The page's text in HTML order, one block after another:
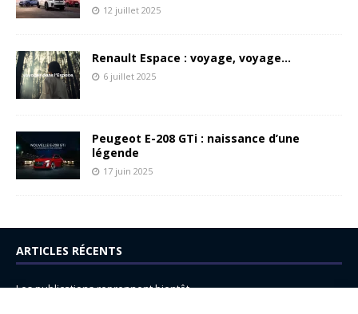
12 juillet 2025
Renault Espace : voyage, voyage…
6 juillet 2025
Peugeot E-208 GTi : naissance d’une
légende
17 juin 2025
ARTICLES RÉCENTS
Les publications reprennent bientôt…